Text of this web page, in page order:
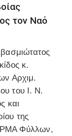
τον Ναό
κ.
Αρχιμ.
του Ι. Ν.
και
της
ΑΡΜΑ Φύλλων,